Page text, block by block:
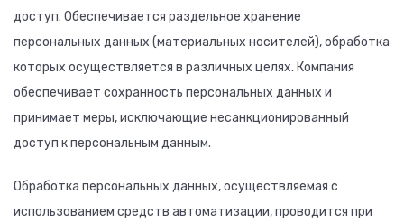
доступ. Обеспечивается раздельное хранение
персональных данных (материальных носителей), обработка
которых осуществляется в различных целях. Компания
обеспечивает сохранность персональных данных и
принимает меры, исключающие несанкционированный
доступ к персональным данным.
Обработка персональных данных, осуществляемая с
использованием средств автоматизации, проводится при